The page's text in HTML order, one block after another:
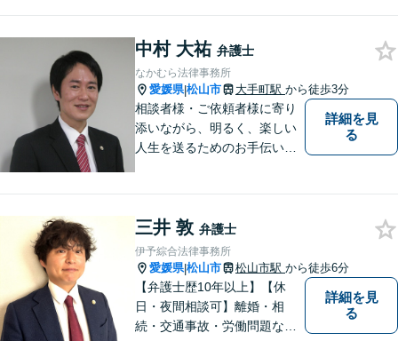
せください。
中村 大祐 弁護士
なかむら法律事務所
愛媛県|松山市 大手町駅 から徒歩3分
相談者様・ご依頼者様に寄り
添いながら、明るく、楽しい
人生を送るためのお手伝いを
詳細を見
る
三井 敦 弁護士
伊予綜合法律事務所
愛媛県|松山市 松山市駅 から徒歩6分
【弁護士歴10年以上】【休
日・夜間相談可】離婚・相
続・交通事故・労働問題など
詳細を見
る